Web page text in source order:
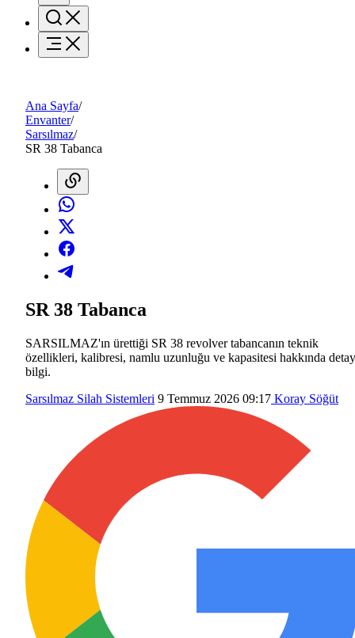
Ana Sayfa/
Envanter/
Sarsılmaz/
SR 38 Tabanca
SR 38 Tabanca
SARSILMAZ'ın ürettiği SR 38 revolver tabancanın teknik
özellikleri, kalibresi, namlu uzunluğu ve kapasitesi hakkında
bilgi.
Sarsılmaz Silah Sistemleri 9 Temmuz 2026 09:17 Koray Söğüt